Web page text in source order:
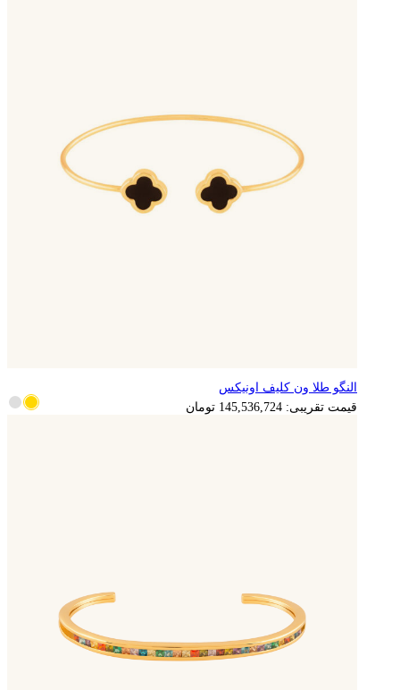
النگو طلا ون کلیف اونیکس
قیمت تقریبی:145,536,724 تومان